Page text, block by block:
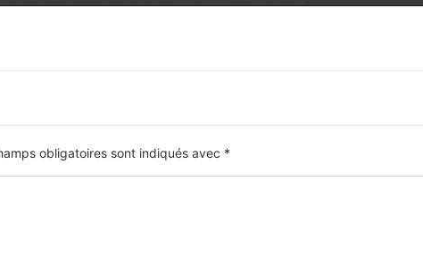
obligatoires sont indiqués avec *